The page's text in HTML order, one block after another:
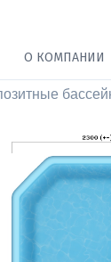
О КОМПАНИИ